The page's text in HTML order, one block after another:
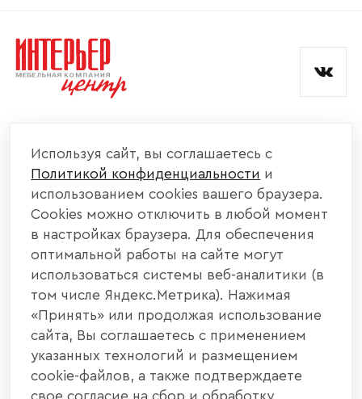
КАТАЛОГ МЕБЕЛИ
ИНФОРМАЦИЯ
НАШИ КОНТАКТЫ
+7 800 700 20 58
440004, г. Пенза, ул. Рябова, д. 31
и обработкой данных.
Используя сайт, вы соглашаетесь с
Политикой конфиденциальности и
использованием cookies вашего браузера.
Cookies можно отключить в любой момент
в настройках браузера. Для обеспечения
оптимальной работы на сайте могут
использоваться системы веб-аналитики (в
том числе Яндекс.Метрика). Нажимая
«Принять» или продолжая использование
сайта, Вы соглашаетесь с применением
указанных технологий и размещением
cookie-файлов, а также подтверждаете